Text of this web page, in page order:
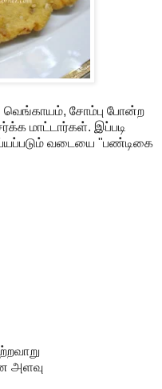
வெங்காயம், சோம்பு போன்ற
மாட்டார்கள். இப்படி
வடையை "பண்டிகை
அளவு